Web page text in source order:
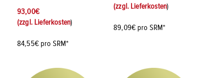
93,00€
(zzgl. Lieferkosten)
84,55€ pro SRM*
(zzgl. Lieferkosten)
89,09€ pro SRM*